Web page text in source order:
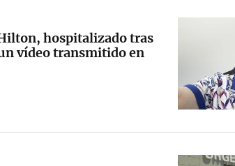
hospitalizado tras
vídeo transmitido en